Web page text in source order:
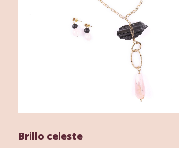
Brillo celeste